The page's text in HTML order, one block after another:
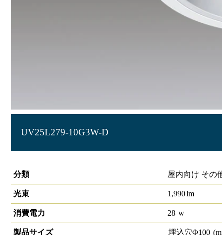
UV25L279-10G3W-D
分類
屋内向け その
光束 1,990lm
消費電力 28 w
製品サイズ 埋込穴Φ100